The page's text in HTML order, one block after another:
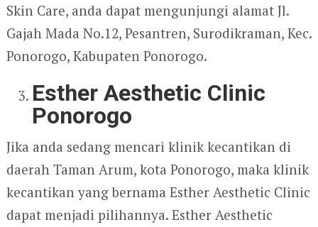
Skin Care, anda dapat mengunjungi alamat Jl.
Gajah Mada No.12, Pesantren, Surodikraman, Kec.
Ponorogo, Kabupaten Ponorogo.
Esther Aesthetic Clinic
Ponorogo
Jika anda sedang mencari klinik kecantikan di
daerah Taman Arum, kota Ponorogo, maka klinik
kecantikan yang bernama Esther Aesthetic Clinic
dapat menjadi pilihannya. Esther Aesthetic